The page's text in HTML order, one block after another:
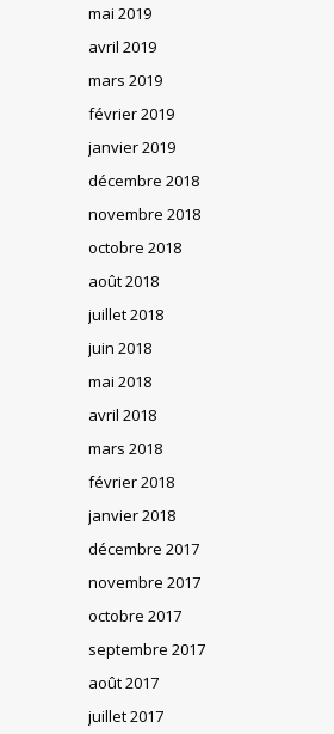
mai 2019
avril 2019
mars 2019
février 2019
janvier 2019
décembre 2018
novembre 2018
octobre 2018
août 2018
juillet 2018
juin 2018
mai 2018
avril 2018
mars 2018
février 2018
janvier 2018
décembre 2017
novembre 2017
octobre 2017
septembre 2017
août 2017
juillet 2017